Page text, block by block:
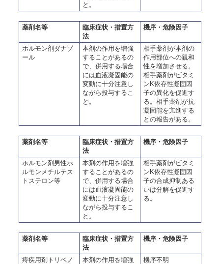
と。
薬剤名等
臨床症状・措置方
法
機序・危険因子
ホルモン剤ダナゾ
ール
本剤の作用を増強
することがあるの
で、併用する場合
には血液凝固能の
変動に十分注意し
ながら投与するこ
と。
相手薬剤が本剤の
作用部位への親和
性を増加させる。
相手薬剤がビタミ
ンK依存性凝固因
子の異化を促進す
る。相手薬剤が抗
凝固能を亢進する
との報告がある。
薬剤名等
臨床症状・措置方
法
機序・危険因子
ホルモン剤男性ホ
ルモンメチルテス
トステロン等
本剤の作用を増強
することがあるの
で、併用する場合
には血液凝固能の
変動に十分注意し
ながら投与するこ
と。
相手薬剤がビタミ
ンK依存性凝固因
子の合成抑制ある
いは分解を促進す
る。
薬剤名等
臨床症状・措置方
法
機序・危険因子
痔疾用剤トリベノ
本剤の作用を増強
機序不明